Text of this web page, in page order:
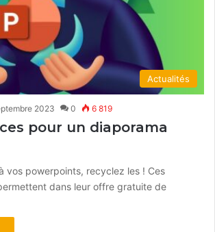
Actualités
2023 0 6 819
pour un diaporama
vos powerpoints, recyclez les ! Ces
dans leur offre gratuite de